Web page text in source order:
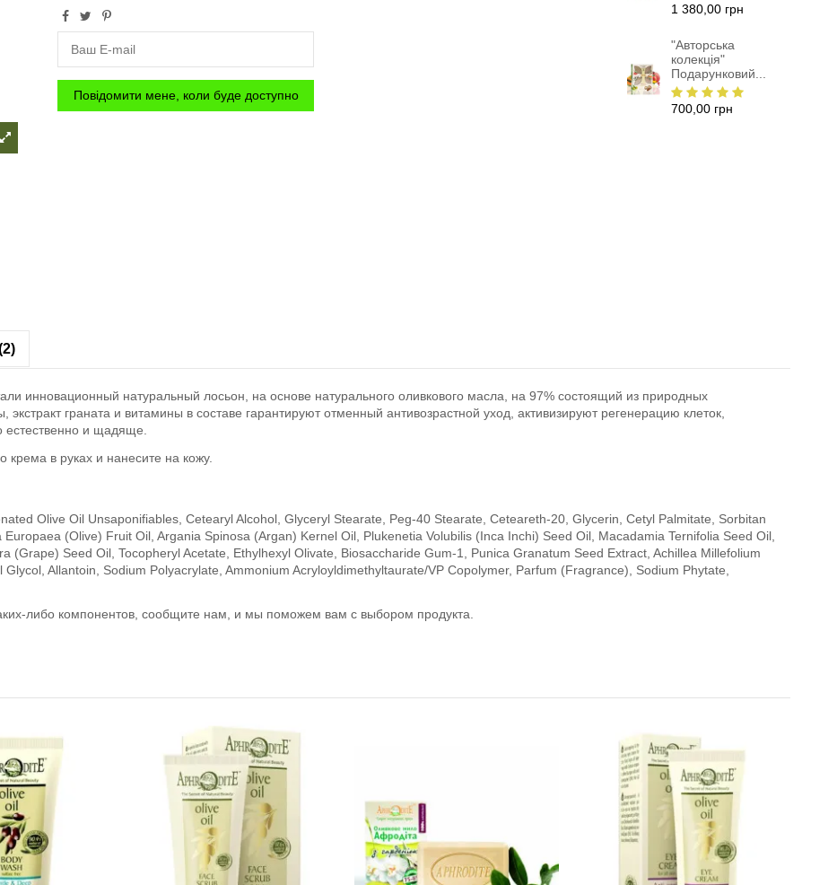
1 380,00 грн
"Авторська
колекція"
Подарунковий...
700,00 грн
инновационный натуральный лосьон, на основе натурального оливкового масла, на 97% состоящий из природных
, экстракт граната и витамины в составе гарантируют отменный антивозрастной уход, активизируют регенерацию клеток,
естественно и щадяще.
крема в руках и нанесите на кожу.
Olive Oil Unsaponifiables, Cetearyl Alcohol, Glyceryl Stearate, Peg-40 Stearate, Ceteareth-20, Glycerin, Cetyl Palmitate, Sorbitan
(Olive) Fruit Oil, Argania Spinosa (Argan) Kernel Oil, Plukenetia Volubilis (Inca Inchi) Seed Oil, Macadamia Ternifolia Seed Oil,
(Grape) Seed Oil, Tocopheryl Acetate, Ethylhexyl Olivate, Biosaccharide Gum-1, Punica Granatum Seed Extract, Achillea Millefolium
Allantoin, Sodium Polyacrylate, Ammonium Acryloyldimethyltaurate/VP Copolymer, Parfum (Fragrance), Sodium Phytate,
либо компонентов, сообщите нам, и мы поможем вам с выбором продукта.